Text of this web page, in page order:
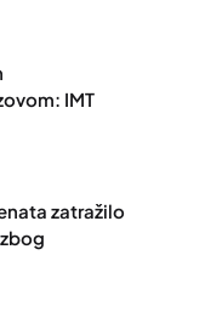
IMT
zatražilo